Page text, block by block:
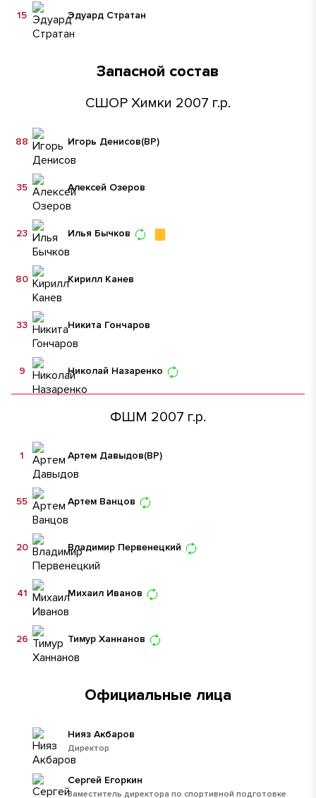
Эдуард Стратан
15
Запасной состав
СШОР Химки 2007 г.р.
Игорь Денисов(ВР)
88
Алексей Озеров
35
Илья Бычков
23
Кирилл Канев
80
Никита Гончаров
33
Николай Назаренко
9
ФШМ 2007 г.р.
Артем Давыдов(ВР)
1
Артем Ванцов
55
Владимир Первенецкий
20
Михаил Иванов
41
Тимур Ханнанов
26
Официальные лица
Директор
Нияз Акбаров
Заместитель директора по спортивной подготовке
Сергей Егоркин